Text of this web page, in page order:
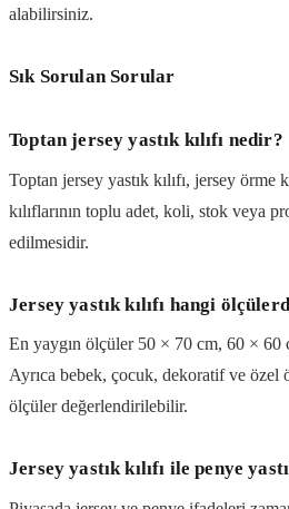
alabilirsiniz.
Sık Sorulan Sorular
Toptan jersey yastık kılıfı nedir?
Toptan jersey yastık kılıfı, jersey örme
kılıflarının toplu adet, koli, stok veya
edilmesidir.
Jersey yastık kılıfı hangi
En yaygın ölçüler 50 × 70 cm, 60 × 60
Ayrıca bebek, çocuk, dekoratif ve özel
ölçüler değerlendirilebilir.
Jersey yastık kılıfı ile penye